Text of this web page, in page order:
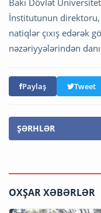
Bakı Dövlət
İnstitutunun
natiqlər çıxış edərək
nəzəriyyələrindən
Paylaş Tweet
ŞƏRHLƏR
OXŞAR XƏBƏRLƏR